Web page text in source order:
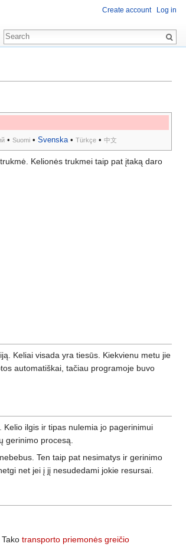
• Suomi • Svenska• Türkçe • 中文
Kelionės trukmei taip pat įtaką daro
Keliai visada yra tiesūs. Kiekvienu metu jie
automatiškai, tačiau programoje buvo
ilgis ir tipas nulemia jo pagerinimui
gerinimo procesą.
Ten taip pat nesimatys ir gerinimo
net jei į jį nesudedami jokie resursai.
transporto priemonės greičio
Create account Log in